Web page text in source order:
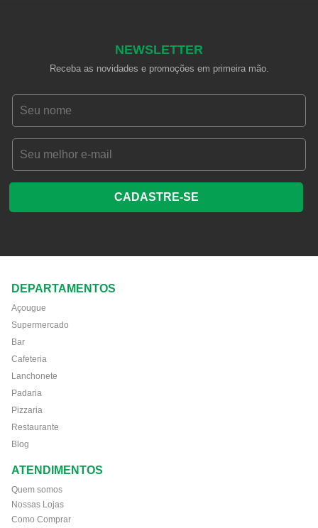
NEWSLETTER
Receba as novidades e promoções em primeira mão.
CADASTRE-SE
DEPARTAMENTOS
Açougue
Supermercado
Bar
Cafeteria
Lanchonete
Padaria
Pizzaria
Restaurante
Blog
ATENDIMENTOS
Quem somos
Nossas Lojas
Como Comprar